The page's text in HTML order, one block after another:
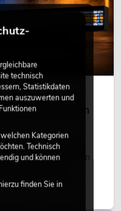
Warum
und farbige
auf Bühnen, in
dabei kein rein
eingesetztes
gibt Szenen
technisch
Statistikdaten
auszuwerten und
Kategorien
Technisch
und können
finden Sie in